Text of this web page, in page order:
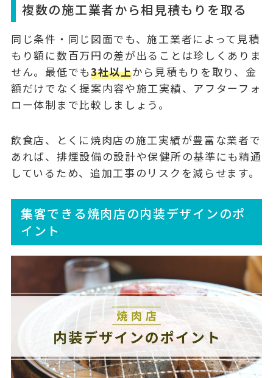
複数の施工業者から相見積もりを取る
同じ条件・同じ図面でも、施工業者によって見積
もり額に数百万円の差が出ることは珍しくありま
せん。最低でも3社以上から見積もりを取り、金
額だけでなく提案内容や施工実績、アフターフォ
ロー体制まで比較しましょう。
飲食店、とくに焼肉店の施工実績が豊富な業者で
あれば、排煙設備の設計や保健所の基準にも精通
しているため、追加工事のリスクを減らせます。
集客できる焼肉店の内装デザインのポ
イント